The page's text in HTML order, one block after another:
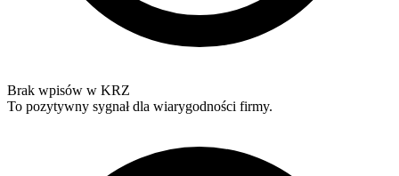
Brak wpisów w KRZ
To pozytywny sygnał dla wiarygodności firmy.